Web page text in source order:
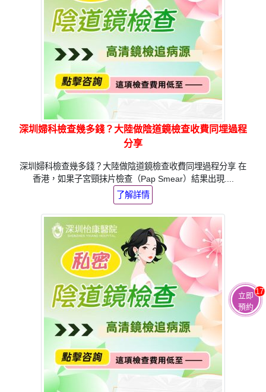
深圳婦科檢查幾多錢？大陸做陰道鏡檢查收費同埋過程
分享
深圳婦科檢查幾多錢？大陸做陰道鏡檢查收費同埋過程分享 在
香港，如果子宮頸抹片檢查（Pap Smear）結果出現....
了解詳情
立即
預約
17